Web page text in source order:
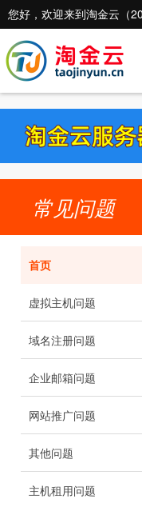
您好，欢迎来到淘金云（
常见问题
首页
虚拟主机问题
域名注册问题
企业邮箱问题
网站推广问题
其他问题
主机租用问题